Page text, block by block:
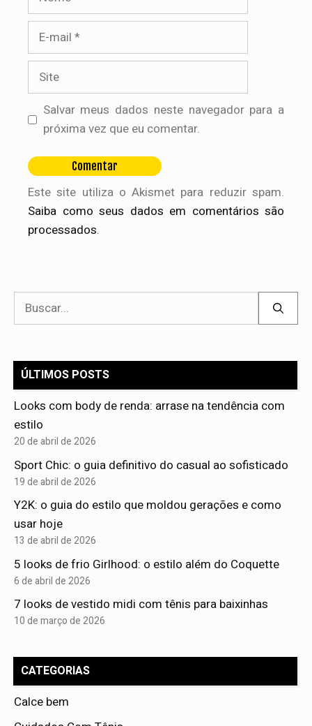
mail
Site
Salvar meus dados neste navegador para a
próxima vez que eu comentar.
Este site utiliza o Akismet para reduzir spam.
Saiba como seus dados em comentários são
processados.
Pesquisar
por:
ÚLTIMOS POSTS
Looks com body de renda: arrase na tendência com
estilo
20 de abril de 2026
Sport Chic: o guia definitivo do casual ao sofisticado
19 de abril de 2026
Y2K: o guia do estilo que moldou gerações e como
usar hoje
13 de abril de 2026
5 looks de frio Girlhood: o estilo além do Coquette
6 de abril de 2026
7 looks de vestido midi com tênis para baixinhas
10 de março de 2026
CATEGORIAS
Calce bem